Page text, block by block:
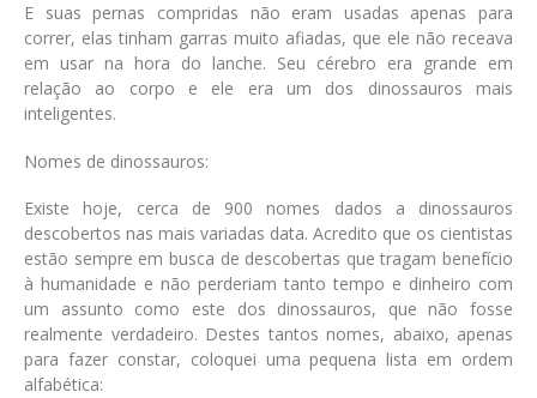
E suas pernas compridas não eram usadas apenas para
correr, elas tinham garras muito afiadas, que ele não receava
em usar na hora do lanche. Seu cérebro era grande em
relação ao corpo e ele era um dos dinossauros mais
inteligentes.
Nomes de dinossauros:
Existe hoje, cerca de 900 nomes dados a dinossauros
descobertos nas mais variadas data. Acredito que os cientistas
estão sempre em busca de descobertas que tragam benefício
à humanidade e não perderiam tanto tempo e dinheiro com
um assunto como este dos dinossauros, que não fosse
realmente verdadeiro. Destes tantos nomes, abaixo, apenas
para fazer constar, coloquei uma pequena lista em ordem
alfabética: